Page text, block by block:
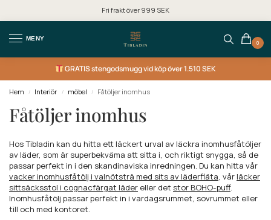
Fri frakt över 999 SEK
MENY
0
GRATISstengodsmugg vid köp över 1.510 SEK
Hem / Interiör / möbel / Fåtöljer inomhus
Fåtöljer inomhus
Hos Tibladin kan du hitta ett läckert urval av läckra inomhusfåtöljer
av läder, som är superbekväma att sitta i, och riktigt snygga, så de
passar perfekt in i den skandinaviska inredningen. Du kan hitta vår
vacker inomhusfåtölj i valnötsträ med sits av läderfläta , vår läcker
sittsäcksstol i cognacfärgat läder eller det stor BOHO-puff.
Inomhusfåtölj passar perfekt in i vardagsrummet, sovrummet eller
till och med kontoret.